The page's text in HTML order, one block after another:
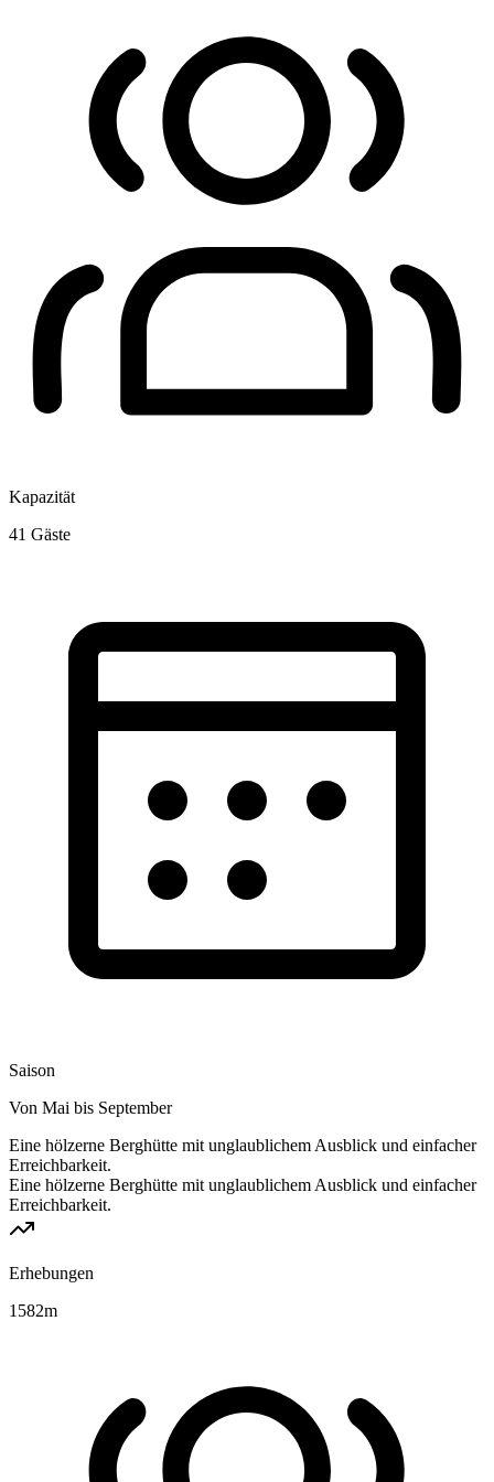
Kapazität
41 Gäste
Saison
Von Mai bis September
Eine hölzerne Berghütte mit unglaublichem Ausblick und einfacher
Erreichbarkeit.
Eine hölzerne Berghütte mit unglaublichem Ausblick und einfacher
Erreichbarkeit.
Erhebungen
1582m